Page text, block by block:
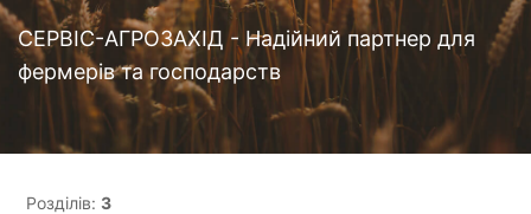
СЕРВІС-АГРОЗАХІД - Надійний партнер для
фермерів та господарств
Розділів: 3